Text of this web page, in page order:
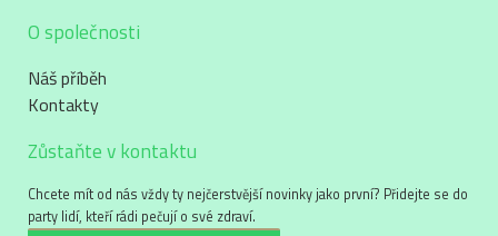
O společnosti
Náš příběh
Kontakty
Zůstaňte v kontaktu
Chcete mít od nás vždy ty nejčerstvější novinky jako první? Přidejte se do
party lidí, kteří rádi pečují o své zdraví.